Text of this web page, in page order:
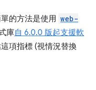
的方法是使用 web-
庫自 6.0.0 版起支援軟
項指標 (視情況替換